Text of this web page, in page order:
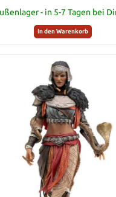
- in 5-7 Tagen bei
In den Warenkorb